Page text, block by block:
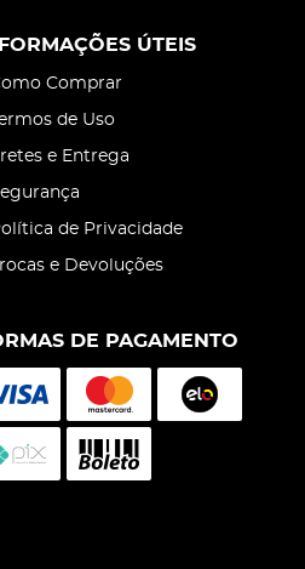
ÚTEIS
Comprar
de Uso
e Entrega
de Privacidade
e Devoluções
DE PAGAMENTO